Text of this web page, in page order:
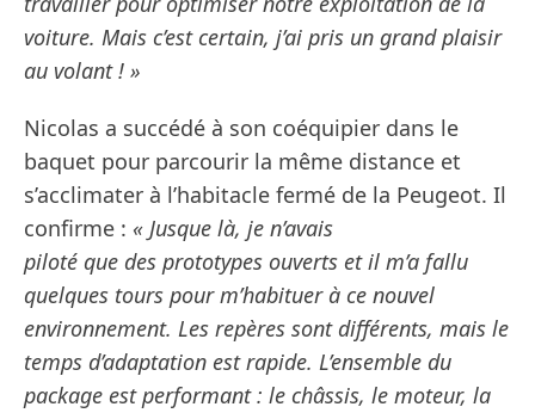
voiture. Mais c’est certain, j’ai pris un grand plaisir
au volant ! »
Nicolas a succédé à son coéquipier dans le
baquet pour parcourir la même distance et
s’acclimater à l’habitacle fermé de la Peugeot. Il
confirme : « Jusque là, je n’avais
piloté que des prototypes ouverts et il m’a fallu
quelques tours pour m’habituer à ce nouvel
environnement. Les repères sont différents, mais le
temps d’adaptation est rapide. L’ensemble du
package est performant : le châssis, le moteur, la